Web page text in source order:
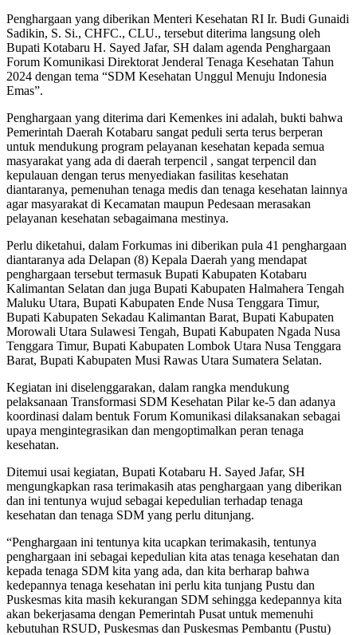
Penghargaan yang diberikan Menteri Kesehatan RI Ir. Budi Gunaidi
Sadikin, S. Si., CHFC., CLU., tersebut diterima langsung oleh
Bupati Kotabaru H. Sayed Jafar, SH dalam agenda Penghargaan
Forum Komunikasi Direktorat Jenderal Tenaga Kesehatan Tahun
2024 dengan tema “SDM Kesehatan Unggul Menuju Indonesia
Emas”.
Penghargaan yang diterima dari Kemenkes ini adalah, bukti bahwa
Pemerintah Daerah Kotabaru sangat peduli serta terus berperan
untuk mendukung program pelayanan kesehatan kepada semua
masyarakat yang ada di daerah terpencil , sangat terpencil dan
kepulauan dengan terus menyediakan fasilitas kesehatan
diantaranya, pemenuhan tenaga medis dan tenaga kesehatan lainnya
agar masyarakat di Kecamatan maupun Pedesaan merasakan
pelayanan kesehatan sebagaimana mestinya.
Perlu diketahui, dalam Forkumas ini diberikan pula 41 penghargaan
diantaranya ada Delapan (8) Kepala Daerah yang mendapat
penghargaan tersebut termasuk Bupati Kabupaten Kotabaru
Kalimantan Selatan dan juga Bupati Kabupaten Halmahera Tengah
Maluku Utara, Bupati Kabupaten Ende Nusa Tenggara Timur,
Bupati Kabupaten Sekadau Kalimantan Barat, Bupati Kabupaten
Morowali Utara Sulawesi Tengah, Bupati Kabupaten Ngada Nusa
Tenggara Timur, Bupati Kabupaten Lombok Utara Nusa Tenggara
Barat, Bupati Kabupaten Musi Rawas Utara Sumatera Selatan.
Kegiatan ini diselenggarakan, dalam rangka mendukung
pelaksanaan Transformasi SDM Kesehatan Pilar ke-5 dan adanya
koordinasi dalam bentuk Forum Komunikasi dilaksanakan sebagai
upaya mengintegrasikan dan mengoptimalkan peran tenaga
kesehatan.
Ditemui usai kegiatan, Bupati Kotabaru H. Sayed Jafar, SH
mengungkapkan rasa terimakasih atas penghargaan yang diberikan
dan ini tentunya wujud sebagai kepedulian terhadap tenaga
kesehatan dan tenaga SDM yang perlu ditunjang.
“Penghargaan ini tentunya kita ucapkan terimakasih, tentunya
penghargaan ini sebagai kepedulian kita atas tenaga kesehatan dan
kepada tenaga SDM kita yang ada, dan kita berharap bahwa
kedepannya tenaga kesehatan ini perlu kita tunjang Pustu dan
Puskesmas kita masih kekurangan SDM sehingga kedepannya kita
akan bekerjasama dengan Pemerintah Pusat untuk memenuhi
kebutuhan RSUD, Puskesmas dan Puskesmas Pembantu (Pustu)